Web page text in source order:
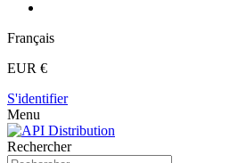
Français
EUR €
S'identifier
Menu
Rechercher